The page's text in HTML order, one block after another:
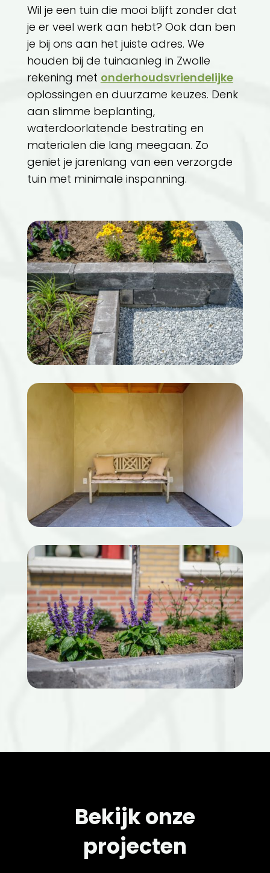
Wil je een tuin die mooi blijft zonder dat
je er veel werk aan hebt? Ook dan ben
je bij ons aan het juiste adres. We
houden bij de tuinaanleg in Zwolle
rekening met onderhoudsvriendelijke
oplossingen en duurzame keuzes. Denk
aan slimme beplanting,
waterdoorlatende bestrating en
materialen die lang meegaan. Zo
geniet je jarenlang van een verzorgde
tuin met minimale inspanning.
Bekijk onze
projecten